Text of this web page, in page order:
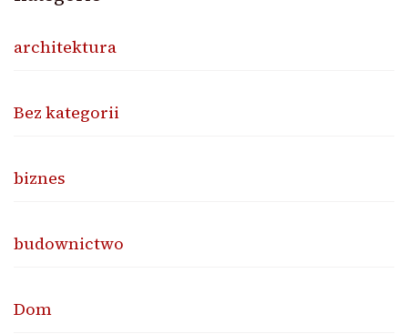
architektura
Bez kategorii
biznes
budownictwo
Dom